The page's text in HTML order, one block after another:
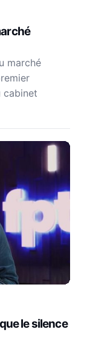
marché
cabinet
le silence